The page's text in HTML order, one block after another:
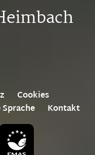
Cookies
Kontakt